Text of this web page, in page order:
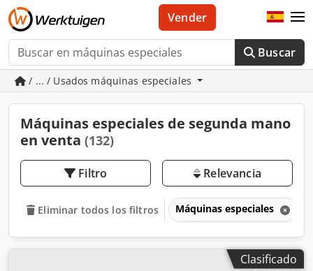
Buscar
Vender
/ ... / Usados máquinas especiales
Máquinas especiales de segunda mano
en venta (132)
Filtro Relevancia
Eliminar todos los filtros Máquinas especiales
Clasificado